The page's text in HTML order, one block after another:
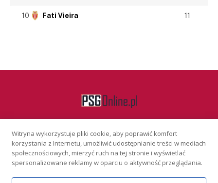
10 Fati Vieira 11
Facebook
KONTAKT REKLAMA POLITYKA PRYWATNOŚCI
Witryna wykorzystuje pliki cookie, aby poprawić komfort
korzystania z Internetu, umożliwić udostępnianie treści w mediach
społecznościowych, mierzyć ruch na tej stronie i wyświetlać
spersonalizowane reklamy w oparciu o aktywność przeglądania.